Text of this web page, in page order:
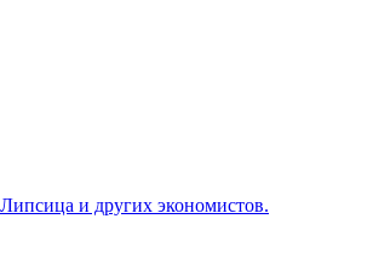
и других экономистов.